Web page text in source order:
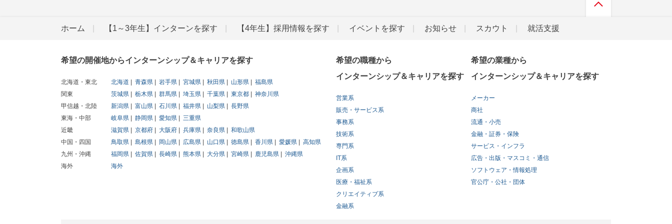
ホーム 【1～3年生】インターンを探す 【4年生】採用情報を探す イベントを探す お知らせ スカウト 就活支援
希望の開催地からインターンシップ＆キャリアを探す
北海道・東北 北海道 青森県 岩手県 宮城県 秋田県 山形県
福島県
関東
茨城県 栃木県 群馬県 埼玉県 千葉県 東京都
神奈川県
甲信越・北陸
新潟県 富山県 石川県 福井県 山梨県
長野県
東海・中部
岐阜県 静岡県 愛知県
三重県
近畿
滋賀県 京都府 大阪府 兵庫県 奈良県
和歌山県
中国・四国
鳥取県 島根県 岡山県 広島県 山口県 徳島県 香川県 愛媛県
高知県
九州・沖縄
福岡県 佐賀県 長崎県 熊本県 大分県 宮崎県 鹿児島県
沖縄県
海外
海外
希望の職種から
インターンシップ＆キャリアを探す
営業系
販売・サービス系
事務系
技術系
専門系
IT系
企画系
医療・福祉系
クリエイティブ系
金融系
希望の業種から
インターンシップ＆キャリアを探す
メーカー
商社
流通・小売
金融・証券・保険
サービス・インフラ
広告・出版・マスコミ・通信
ソフトウェア・情報処理
官公庁・公社・団体